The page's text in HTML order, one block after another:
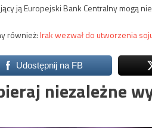
ją Europejski Bank Centralny mogą
również:Irak wezwał do utworzenia
Udostępnij na FB
niezależne